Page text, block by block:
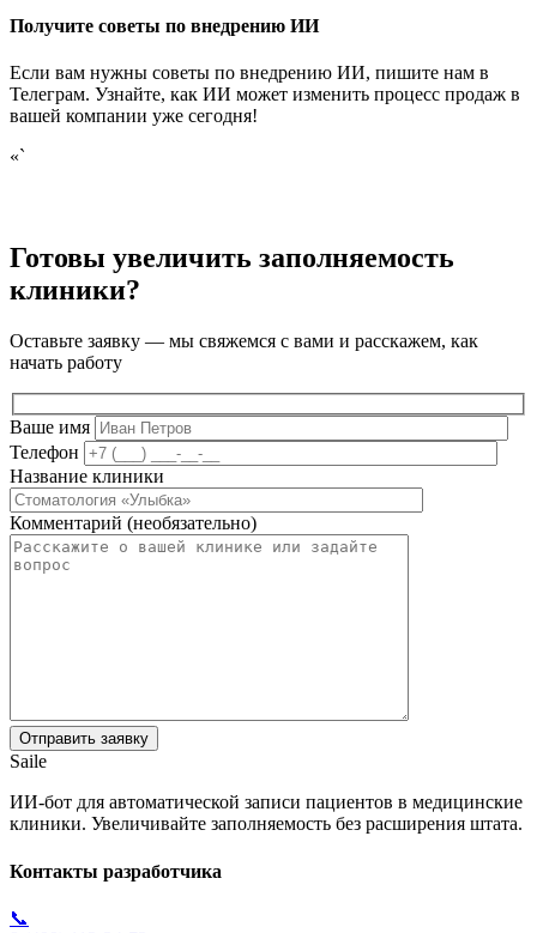
Получите советы по внедрению ИИ
Если вам нужны советы по внедрению ИИ, пишите нам в
Телеграм. Узнайте, как ИИ может изменить процесс продаж в
вашей компании уже сегодня!
«`
Готовы увеличить заполняемость
клиники?
Оставьте заявку — мы свяжемся с вами и расскажем, как
начать работу
Ваше имя
Телефон
Название клиники
Комментарий (необязательно)
Saile
ИИ-бот для автоматической записи пациентов в медицинские
клиники. Увеличивайте заполняемость без расширения штата.
Контакты разработчика
📞